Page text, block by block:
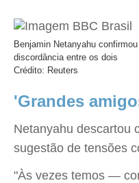
Benjamin Netanyahu
discordância entre os dois
Crédito: Reuters
'Grandes
Netanyahu descartou
sugestão de tensões
"Às vezes temos —